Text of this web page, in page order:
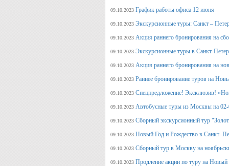
09.10.2023 График работы офиса 12 июня
09.10.2023 Экскурсионные туры: Санкт –
09.10.2023 Акция раннего бронирования на
09.10.2023 Экскурсионные туры в Санкт-
09.10.2023 Акция раннего бронирования на
09.10.2023 Раннее бронирование туров на
09.10.2023 Спецпредложение! Эксклюзив!
09.10.2023 Автобусные туры из Москвы на
09.10.2023 Сборный экскурсионный тур
09.10.2023 Новый Год и Рождество в
09.10.2023 Сборный тур в Москву на
09.10.2023 Продление акции по туру на